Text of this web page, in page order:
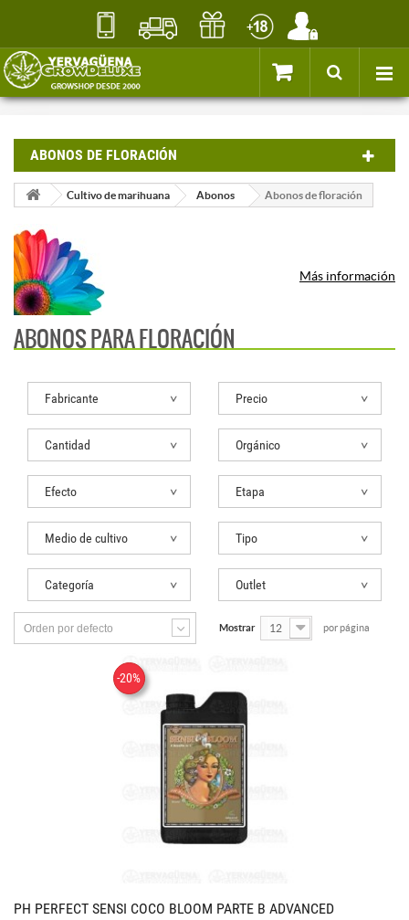
ABONOS DE FLORACIÓN
Cultivo de marihuana Abonos Abonos de floración
ABONOS PARA FLORACIÓN
Más información
Fabricante Precio
Cantidad Orgánico
Efecto Etapa
Medio de cultivo Tipo
Categoría Outlet
Orden por defecto Mostrar 12 por página
-20%
PH PERFECT SENSI COCO BLOOM PARTE B ADVANCED